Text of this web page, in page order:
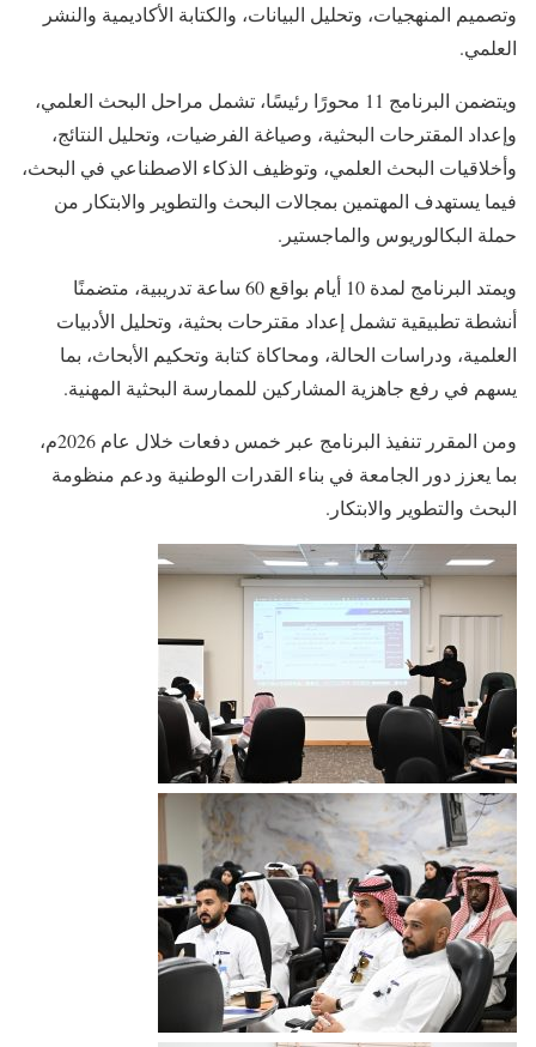
وتصميم المنهجيات، وتحليل البيانات، والكتابة الأكاديمية والنشر
العلمي.
ويتضمن البرنامج 11 محورًا رئيسًا، تشمل مراحل البحث العلمي،
وإعداد المقترحات البحثية، وصياغة الفرضيات، وتحليل النتائج،
وأخلاقيات البحث العلمي، وتوظيف الذكاء الاصطناعي في البحث،
فيما يستهدف المهتمين بمجالات البحث والتطوير والابتكار من
حملة البكالوريوس والماجستير.
ويمتد البرنامج لمدة 10 أيام بواقع 60 ساعة تدريبية، متضمنًا
أنشطة تطبيقية تشمل إعداد مقترحات بحثية، وتحليل الأدبيات
العلمية، ودراسات الحالة، ومحاكاة كتابة وتحكيم الأبحاث، بما
يسهم في رفع جاهزية المشاركين للممارسة البحثية المهنية.
ومن المقرر تنفيذ البرنامج عبر خمس دفعات خلال عام 2026م،
بما يعزز دور الجامعة في بناء القدرات الوطنية ودعم منظومة
البحث والتطوير والابتكار.